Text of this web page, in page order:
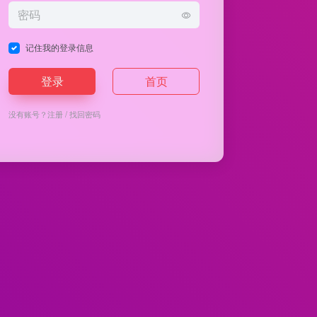
记住我的登录信息
登录 首页
没有账号？注册/找回密码